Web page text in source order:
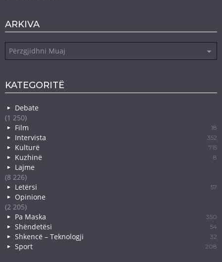
ARKIVA
KATEGORITË
Debate
(1 250)
Film
18
Intervista 352
Kulturë 715
Kuzhinë 8
Lajme
(8 226)
Letërsi
57
Opinione
(2 205)
Pa Maska
350
Shëndetësi 54
Shkencë – Teknologji 32
Sport 208